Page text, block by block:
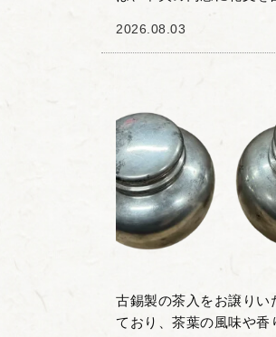
器の縁を彩る規則的...
2026.08.03
古錫製の茶入をお譲り
ており、茶葉の風味や香